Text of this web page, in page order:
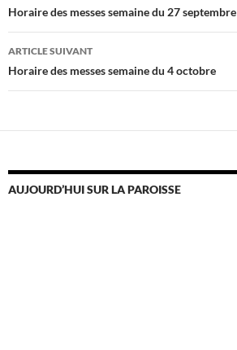
des
articles
Horaire des messes semaine du 27 septembre
ARTICLE SUIVANT
Horaire des messes semaine du 4 octobre
AUJOURD’HUI SUR LA PAROISSE